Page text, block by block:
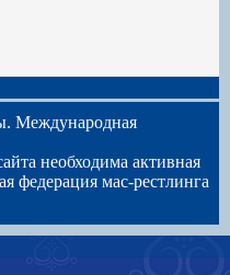
Международная
необходима активная
федерация мас-рестлинга